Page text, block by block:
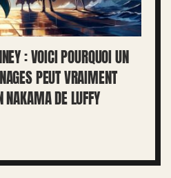
: VOICI POURQUOI UN
PEUT VRAIMENT
NAKAMA DE LUFFY